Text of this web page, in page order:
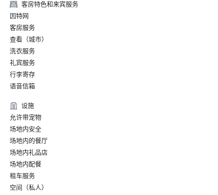
2024
• 旅行 + 休闲-旧金山最佳酒店-设施最好的酒店
•《福布斯旅行指南》——拥有难忘鱼子酱体验的 15 家酒店之
一
• SF Gate — 湾区最佳 — 5 家最佳酒店
• OpenTable — 旧金山最漂亮的 12 家餐厅之一
• 旅行者选择奖-最佳中的最佳
• 我去的目的地 — 美国 6 个最佳 LGBTQ+ 婚礼目的地之一
• Insidehook — 旧金山最佳酒店酒吧
• SF Travel — 旧金山最受好评的豪华酒店
• Timeout — 旧金山最好的豪华酒店之一
2023
•《康德纳斯特旅行家》顶级酒店
•《旅行与休闲》杂志-旧金山最佳酒店
客房特色和来宾服务
因特网
客房服务
查看（城市）
洗衣服务
礼宾服务
行李寄存
语音信箱
设施
允许带宠物
场地内安全
场地内的餐厅
场地内礼品店
场地内配餐
租车服务
空间（私人）